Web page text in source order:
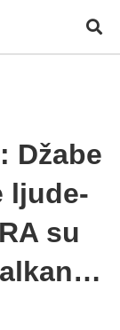
Džabe
ljude-
su